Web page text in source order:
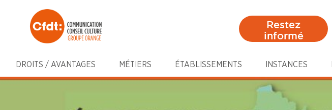
Restez
informé
DROITS / AVANTAGES MÉTIERS ÉTABLISSEMENTS INSTANCES